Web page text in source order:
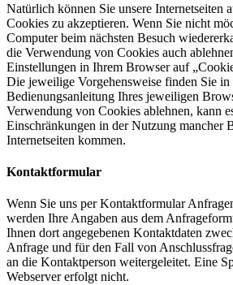
Natürlich können Sie unsere Internetseiten
Cookies zu akzeptieren. Wenn Sie nicht
Computer beim nächsten Besuch
die Verwendung von Cookies auch
Einstellungen in Ihrem Browser auf
Die jeweilige Vorgehensweise finden Sie in
Bedienungsanleitung Ihres jeweiligen
Verwendung von Cookies ablehnen, kann
Einschränkungen in der Nutzung mancher
Internetseiten kommen.
Kontaktformular
Wenn Sie uns per Kontaktformular
werden Ihre Angaben aus dem
Ihnen dort angegebenen Kontaktdaten
Anfrage und für den Fall von
an die Kontaktperson weitergeleitet. Eine
Webserver erfolgt nicht.